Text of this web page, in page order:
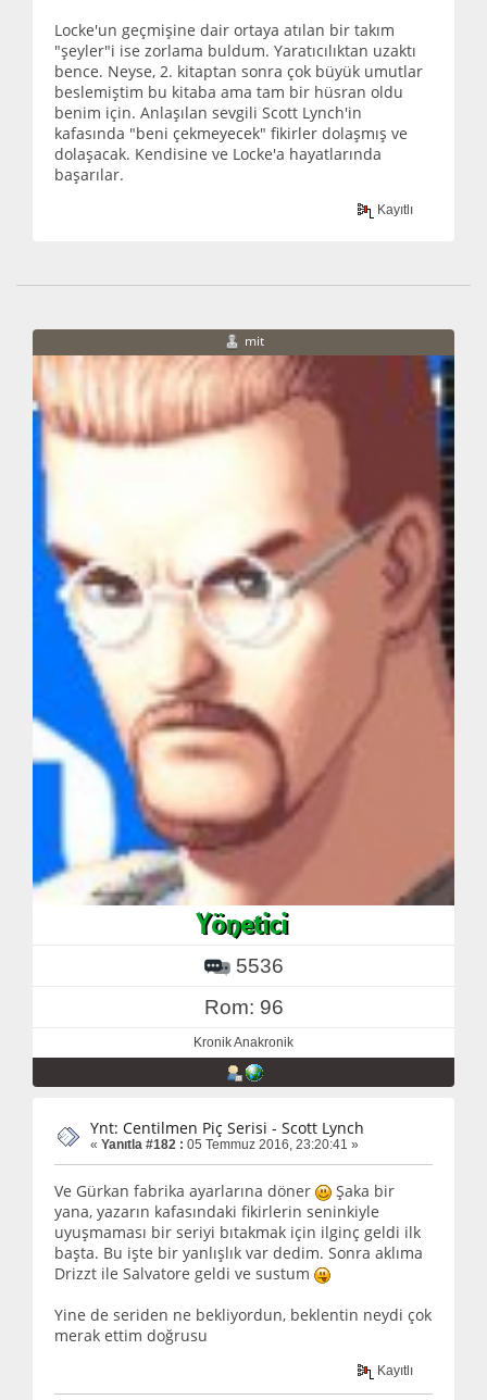
Locke'un geçmişine dair ortaya atılan bir takım
"şeyler"i ise zorlama buldum. Yaratıcılıktan uzaktı
bence. Neyse, 2. kitaptan sonra çok büyük umutlar
beslemiştim bu kitaba ama tam bir hüsran oldu
benim için. Anlaşılan sevgili Scott Lynch'in
kafasında "beni çekmeyecek" fikirler dolaşmış ve
dolaşacak. Kendisine ve Locke'a hayatlarında
başarılar.
Kayıtlı
mit
5536
Rom: 96
Kronik Anakronik
Ynt: Centilmen Piç Serisi - Scott Lynch
« Yanıtla #182 : 05 Temmuz 2016, 23:20:41 »
Ve Gürkan fabrika ayarlarına döner
Şaka bir
yana, yazarın kafasındaki fikirlerin seninkiyle
uyuşmaması bir seriyi bıtakmak için ilginç geldi ilk
başta. Bu işte bir yanlışlık var dedim. Sonra aklıma
Drizzt ile Salvatore geldi ve sustum
Yine de seriden ne bekliyordun, beklentin neydi çok
merak ettim doğrusu
Kayıtlı